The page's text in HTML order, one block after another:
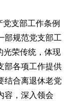
支部工作条例
部规范党支部工
光荣传统，体现
部各项工作提供
结合离退休老党
容，深入领会